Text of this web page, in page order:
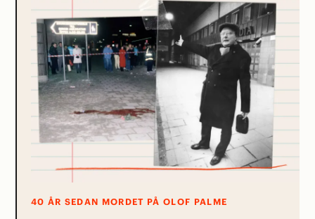
40 ÅR SEDAN MORDET PÅ OLOF PALME